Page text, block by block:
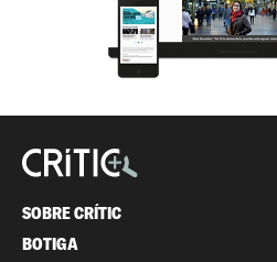
SOBRE CRÍTIC
BOTIGA